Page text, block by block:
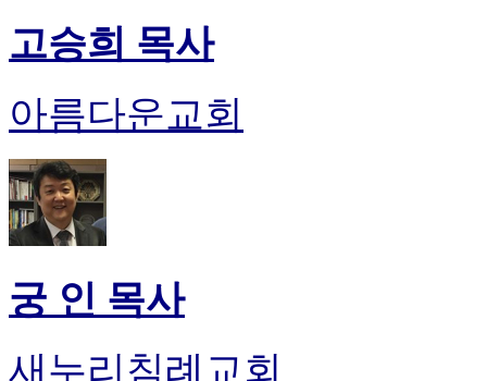
고승희 목사
아름다운교회
궁 인 목사
새누리침례교회